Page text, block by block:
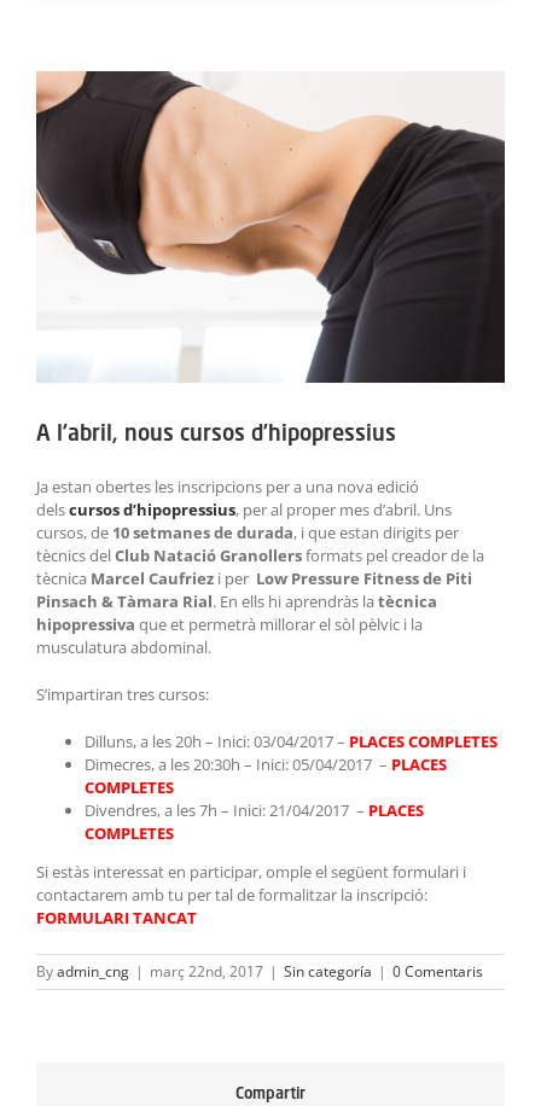
SERVEIS
BLOG
Larger
Image
A l’abril, nous cursos d’hipopressius
Ja estan obertes les inscripcions per a una nova edició
delscursos d’hipopressius, per al proper mes d’abril. Uns
cursos, de 10 setmanes de durada, i que estan dirigits per
tècnics delClub Natació Granollersformats pel creador de la
tècnica Marcel Caufriez i per Low Pressure Fitness de Piti
Pinsach & Tàmara Rial. En ells hi aprendràs la tècnica
hipopressiva que et permetrà millorar el sòl pèlvic i la
musculatura abdominal.
S’impartiran tres cursos:
Dilluns, a les 20h – Inici: 03/04/2017 – PLACES COMPLETES
Dimecres, a les 20:30h – Inici: 05/04/2017 – PLACES
COMPLETES
Divendres, a les 7h – Inici: 21/04/2017 – PLACES
COMPLETES
Si estàs interessat en participar, omple el següent formulari i
contactarem amb tu per tal de formalitzar la inscripció:
FORMULARI TANCAT
Byadmin_cng | març 22nd, 2017 | Sin categoría | 0 Comentaris
Compartir